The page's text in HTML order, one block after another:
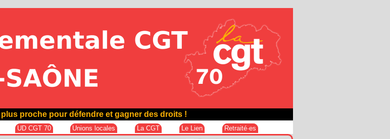
proche pour défendre et gagner des droits !
UD CGT 70 Unions locales La CGT Le Lien Retraité·es